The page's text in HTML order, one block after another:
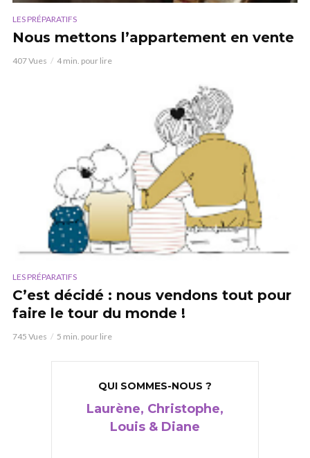
LES PRÉPARATIFS
Nous mettons l’appartement en vente
407 Vues 4 min. pour lire
LES PRÉPARATIFS
C’est décidé : nous vendons tout pour
faire le tour du monde !
745 Vues 5 min. pour lire
QUI SOMMES-NOUS ?
Laurène, Christophe,
Louis & Diane